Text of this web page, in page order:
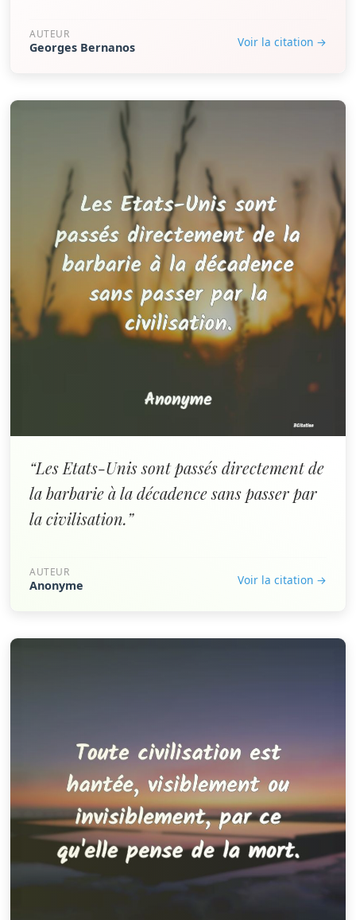
AUTEUR
Georges Bernanos Voir la citation →
“Les Etats-Unis sont passés directement de
la barbarie à la décadence sans passer par
la civilisation.”
AUTEUR
Anonyme Voir la citation →